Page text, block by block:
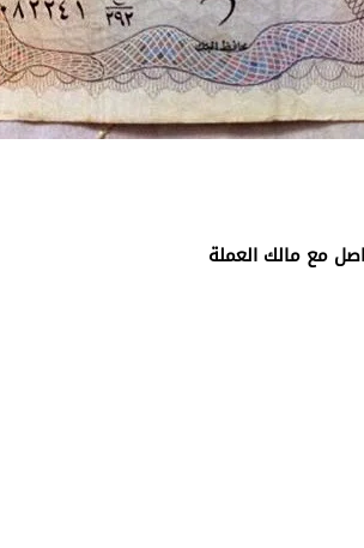
مع مالك العملة